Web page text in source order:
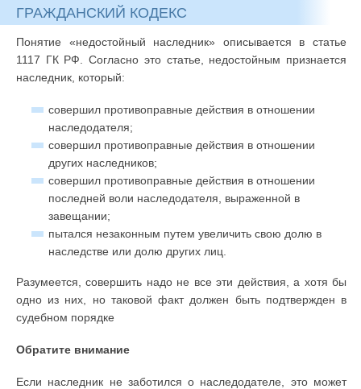
ГРАЖДАНСКИЙ КОДЕКС
Понятие «недостойный наследник» описывается в статье
1117 ГК РФ. Согласно это статье, недостойным признается
наследник, который:
совершил противоправные действия в отношении
наследодателя;
совершил противоправные действия в отношении
других наследников;
совершил противоправные действия в отношении
последней воли наследодателя, выраженной в
завещании;
пытался незаконным путем увеличить свою долю в
наследстве или долю других лиц.
Разумеется, совершить надо не все эти действия, а хотя бы
одно из них, но таковой факт должен быть подтвержден в
судебном порядке
Обратите внимание
Если наследник не заботился о наследодателе, это может